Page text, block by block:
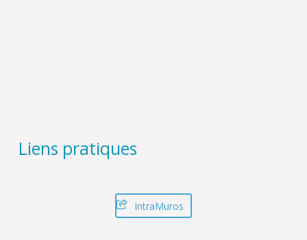
Liens pratiques
IntraMuros